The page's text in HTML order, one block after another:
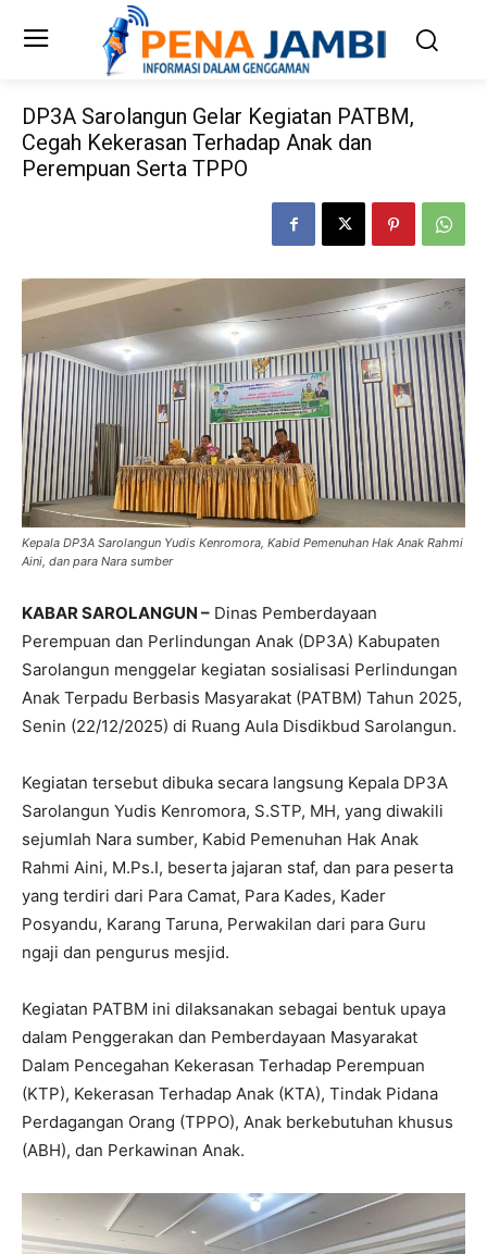
DP3A Sarolangun Gelar Kegiatan PATBM,
Cegah Kekerasan Terhadap Anak dan
Perempuan Serta TPPO
Kepala DP3A Sarolangun Yudis Kenromora, Kabid Pemenuhan Hak Anak Rahmi
Aini, dan para Nara sumber
KABAR SAROLANGUN – Dinas Pemberdayaan
Perempuan dan Perlindungan Anak (DP3A) Kabupaten
Sarolangun menggelar kegiatan sosialisasi Perlindungan
Anak Terpadu Berbasis Masyarakat (PATBM) Tahun 2025,
Senin (22/12/2025) di Ruang Aula Disdikbud Sarolangun.
Kegiatan tersebut dibuka secara langsung Kepala DP3A
Sarolangun Yudis Kenromora, S.STP, MH, yang diwakili
sejumlah Nara sumber, Kabid Pemenuhan Hak Anak
Rahmi Aini, M.Ps.I, beserta jajaran staf, dan para peserta
yang terdiri dari Para Camat, Para Kades, Kader
Posyandu, Karang Taruna, Perwakilan dari para Guru
ngaji dan pengurus mesjid.
Kegiatan PATBM ini dilaksanakan sebagai bentuk upaya
dalam Penggerakan dan Pemberdayaan Masyarakat
Dalam Pencegahan Kekerasan Terhadap Perempuan
(KTP), Kekerasan Terhadap Anak (KTA), Tindak Pidana
Perdagangan Orang (TPPO), Anak berkebutuhan khusus
(ABH), dan Perkawinan Anak.